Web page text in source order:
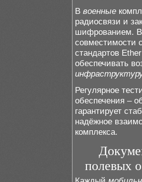
В военные
радиосвязи и
шифрованием. В
совместимости
стандартов
обеспечивать
Регулярное
обеспечения –
гарантирует
надёжное
комплекса.
полевых